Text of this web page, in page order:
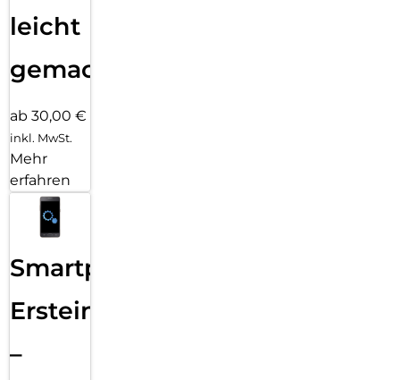
leicht
gemacht!
ab 30,00 €
inkl. MwSt.
Mehr
erfahren
Smartphone
Ersteinrichtung
–